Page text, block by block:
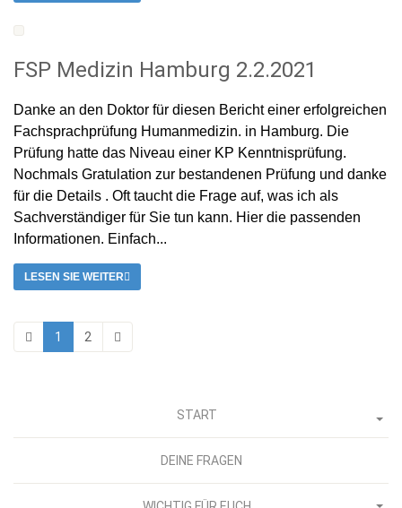
FSP Medizin Hamburg 2.2.2021
Danke an den Doktor für diesen Bericht einer erfolgreichen
Fachsprachprüfung Humanmedizin. in Hamburg. Die
Prüfung hatte das Niveau einer KP Kenntnisprüfung.
Nochmals Gratulation zur bestandenen Prüfung und danke
für die Details . Oft taucht die Frage auf, was ich als
Sachverständiger für Sie tun kann. Hier die passenden
Informationen. Einfach...
LESEN SIE WEITER
1 2
START
DEINE FRAGEN